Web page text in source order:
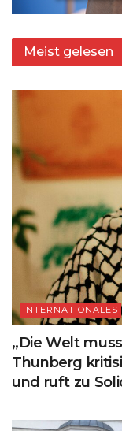
Meist gelesen
INTERNATIONALES
„Die Welt
Thunberg
und ruft zu